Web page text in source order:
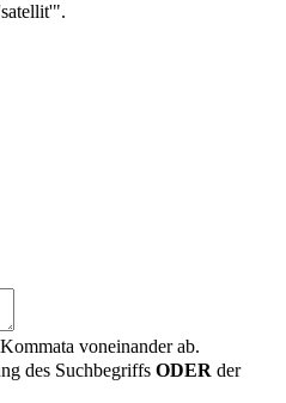
voneinander ab.
des Suchbegriffs ODER der